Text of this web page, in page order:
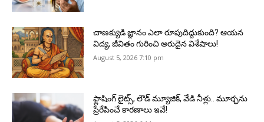
చాణక్యుడి జ్ఞానం ఎలా రూపుదిద్దుకుంది? ఆయన
విద్య, జీవితం గురించి అరుదైన విశేషాలు!
August 5, 2026 7:10 pm
ఫ్లాషింగ్ లైట్స్, లౌడ్ మ్యూజిక్, వేడి నీళ్లు.. మూర్ఛను
ప్రేరేపించే కారణాలు ఇవే!